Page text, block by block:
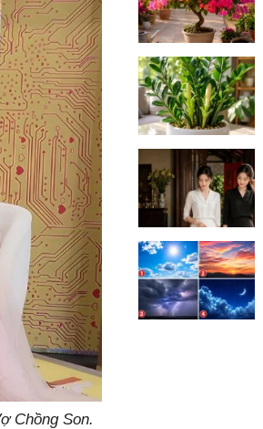
Chồng Son.